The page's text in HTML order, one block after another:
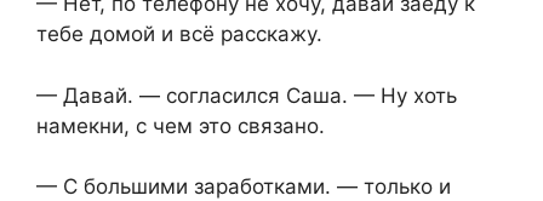
тебе домой и всё расскажу.
— Давай. — согласился Саша. — Ну хоть
намекни, с чем это связано.
— С большими заработками. — только и